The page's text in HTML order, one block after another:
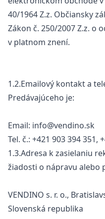
40/1964 Z.z. Občiansky
Zákon č. 250/2007 Z.z. o
v platnom znení.
1.2.Emailový kontakt a
Predávajúceho je:
Email: info@vendino.sk
Tel. č.: +421 903 394 351,
1.3.Adresa k zasielaniu
žiadosti o nápravu alebo
VENDINO s. r. o.,
Slovenská republika